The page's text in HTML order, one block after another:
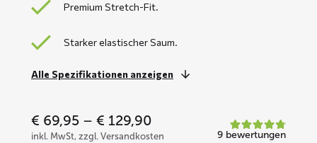
Premium Stretch-Fit.
Starker elastischer Saum.
Alle Spezifikationen anzeigen
€ 69,95 – € 129,90
range:
inkl. MwSt, zzgl. Versandkosten 9 bewertungen